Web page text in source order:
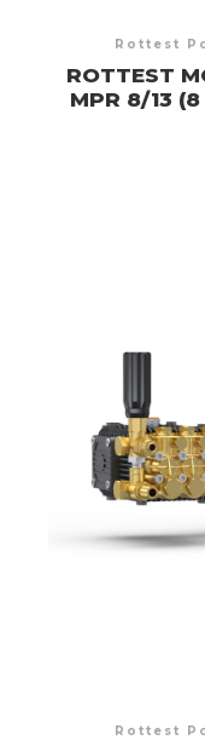
Rottest
ROTTEST
MPR 8/13
Rottest